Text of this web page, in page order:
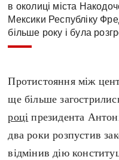
в околиці міста
Мексики Республіку
більше року і була
Протистояння між
ще більше
році президента
два роки розпустив
відмінив дію